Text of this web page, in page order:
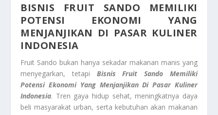
BISNIS FRUIT SANDO MEMILIKI
POTENSI EKONOMI YANG
MENJANJIKAN DI PASAR KULINER
INDONESIA
Fruit Sando bukan hanya sekadar makanan manis yang
menyegarkan, tetapi Bisnis Fruit Sando Memiliki
Potensi Ekonomi Yang Menjanjikan Di Pasar Kuliner
Indonesia. Tren gaya hidup sehat, meningkatnya daya
beli masyarakat urban, serta kebutuhan akan makanan